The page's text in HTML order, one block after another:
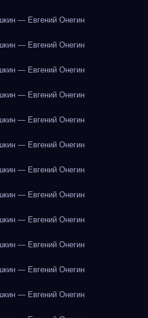
— Евгений Онегин
— Евгений Онегин
— Евгений Онегин
— Евгений Онегин
— Евгений Онегин
— Евгений Онегин
— Евгений Онегин
— Евгений Онегин
— Евгений Онегин
— Евгений Онегин
— Евгений Онегин
— Евгений Онегин